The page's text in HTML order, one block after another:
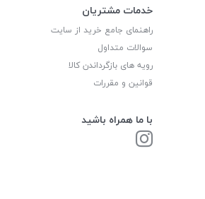
خدمات مشتریان
راهنمای جامع خرید از سایت
سوالات متداول
رویه های بازگرداندن کالا
قوانین و مقررات
با ما همراه باشید